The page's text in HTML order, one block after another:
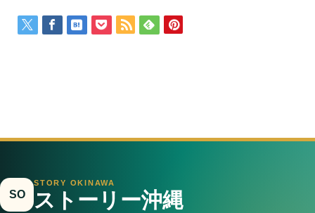
SO
STORY OKINAWA
ストーリー沖縄